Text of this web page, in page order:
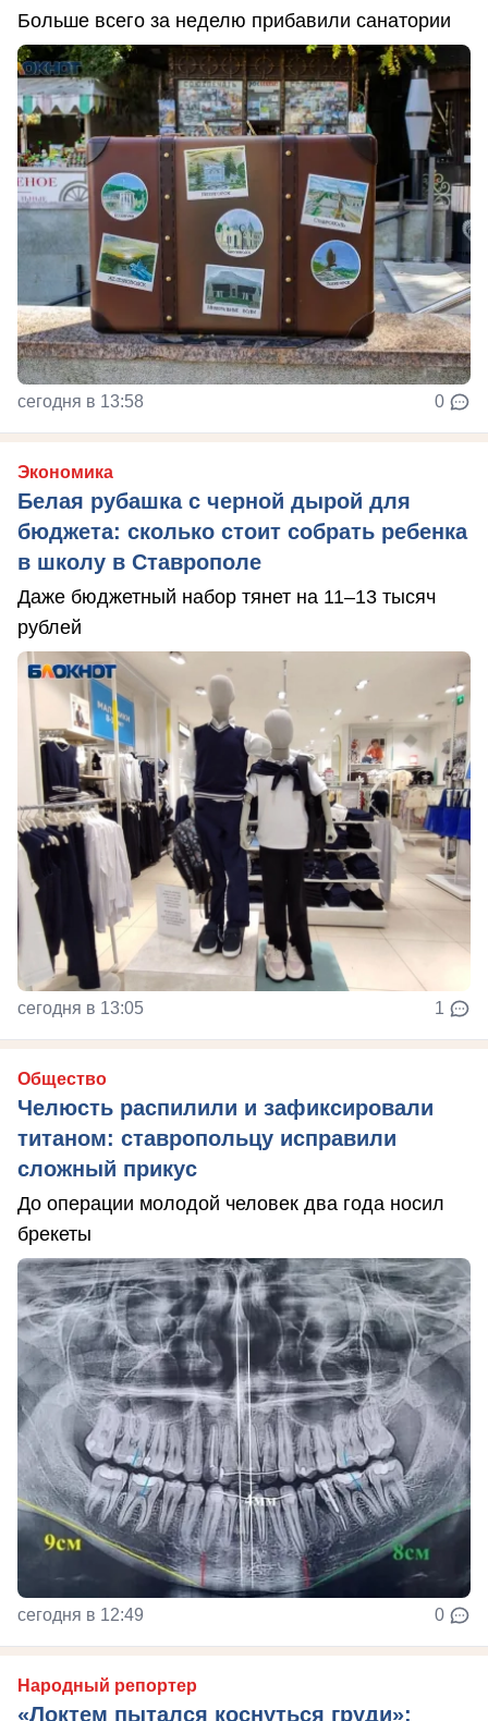
Больше всего за неделю прибавили санатории
сегодня в 13:58 0
Экономика
Белая рубашка с черной дырой для
бюджета: сколько стоит собрать ребенка
в школу в Ставрополе
Даже бюджетный набор тянет на 11–13 тысяч
рублей
сегодня в 13:05 1
Общество
Челюсть распилили и зафиксировали
титаном: ставропольцу исправили
сложный прикус
До операции молодой человек два года носил
брекеты
сегодня в 12:49 0
Народный репортер
«Локтем пытался коснуться груди»: